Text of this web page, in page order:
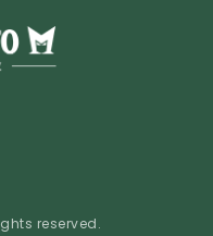
reserved.